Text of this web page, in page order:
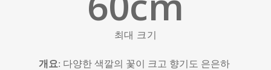
최대 크기
개요: 다양한 색깔의 꽃이 크고 향기도 은은하